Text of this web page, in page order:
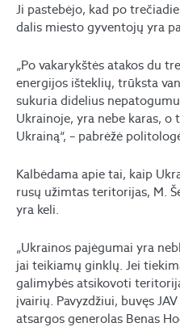
Ji pastebėjo, kad po
dalis miesto gyventojų yra
„Po vakarykštės atakos du
energijos išteklių, trūksta
sukuria didelius
Ukrainoje, yra nebe karas, o
Ukrainą“, – pabrėžė
Kalbėdama apie tai, kaip
rusų užimtas teritorijas, M.
yra keli.
„Ukrainos pajėgumai yra
jai teikiamų ginklų. Jei
galimybės atsikovoti
įvairių. Pavyzdžiui, buvęs
atsargos generolas Benas